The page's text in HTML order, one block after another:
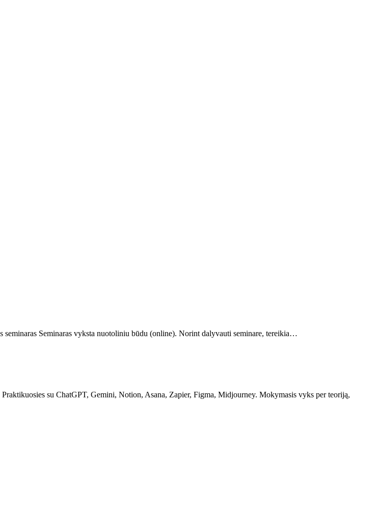
Seminaras vyksta nuotoliniu būdu (online). Norint dalyvauti seminare, tereikia…
su ChatGPT, Gemini, Notion, Asana, Zapier, Figma, Midjourney. Mokymasis vyks per teoriją,